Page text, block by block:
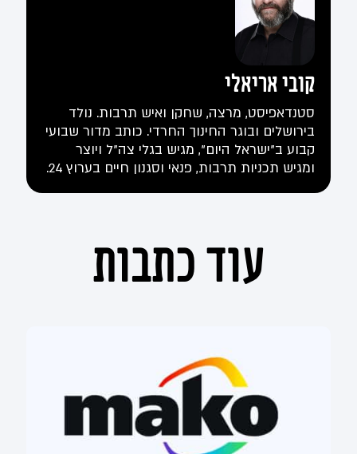
קובי אריאלי
סטנדאפיסט, מרצה, שחקן ואיש תרבות. נולד
בירושלים ובוגר החינוך החרדי. כותב מדור שבועי
קבוע ב"ישראל היום", מגיש בגלי צה"ל ויוצר
ומגיש תכניות תרבות, פנאי וסגנון חיים בערוץ 24.
עוד כתבות